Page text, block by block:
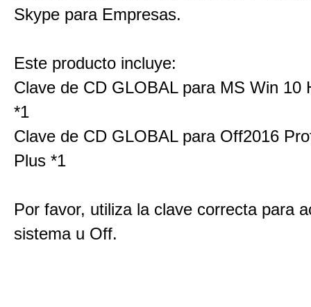
Skype para Empresas.
Este producto incluye:
Clave de CD GLOBAL para MS Win 10
*1
Clave de CD GLOBAL para Off2016
Plus *1
Por favor, utiliza la clave correcta para
sistema u Off.